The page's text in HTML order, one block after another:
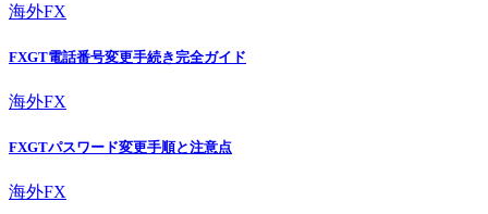
海外FX
FXGT電話番号変更手続き完全ガイド
海外FX
FXGTパスワード変更手順と注意点
海外FX